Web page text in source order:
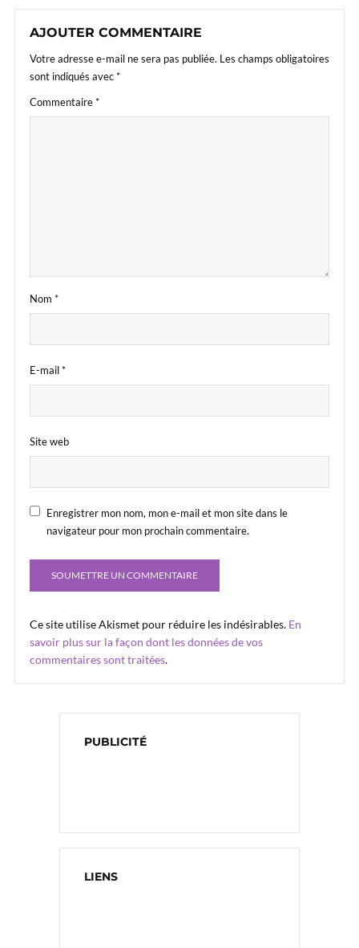
AJOUTER COMMENTAIRE
Votre adresse e-mail ne sera pas publiée. Les champs obligatoires
sont indiqués avec*
Commentaire*
Nom *
E-mail*
Site web
Enregistrer mon nom, mon e-mail et mon site dans le
navigateur pour mon prochain commentaire.
Ce site utilise Akismet pour réduire les indésirables. En
savoir plus sur la façon dont les données de vos
commentaires sont traitées.
PUBLICITÉ
LIENS